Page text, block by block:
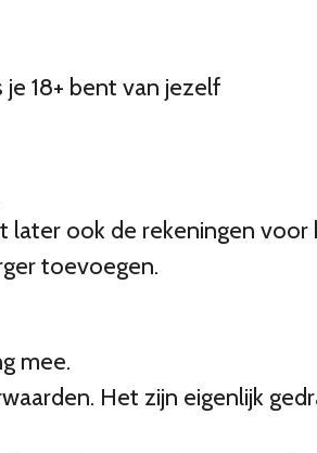
18+ bent van jezelf
ook de rekeningen
toevoegen.
mee.
Het zijn eigenlijk